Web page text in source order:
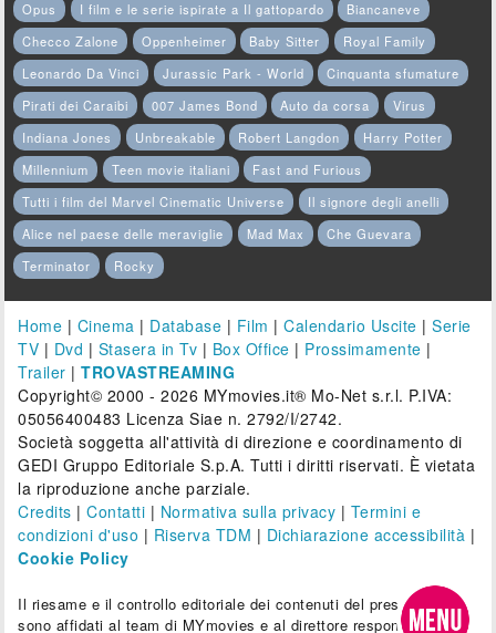
Opus
I film e le serie ispirate a Il gattopardo
Biancaneve
Checco Zalone
Oppenheimer Baby Sitter
Royal Family
Leonardo Da Vinci
Jurassic Park - World
Cinquanta sfumature
Pirati dei Caraibi
007 James Bond Auto da corsa
Virus
Indiana Jones
Unbreakable Robert Langdon
Harry Potter
Millennium
Teen movie italiani
Fast and Furious
Tutti i film del Marvel Cinematic Universe
Il signore degli anelli
Alice nel paese delle meraviglie
Mad Max
Che Guevara
Terminator
Rocky
Home | Cinema | Database | Film |Calendario Uscite |Serie
TV | Dvd | Stasera in Tv | Box Office | Prossimamente |
Trailer |TROVASTREAMING
Copyright© 2000 - 2026 MYmovies.it® Mo-Net s.r.l. P.IVA:
05056400483 Licenza Siae n. 2792/I/2742.
Società soggetta all'attività di direzione e coordinamento di
GEDI Gruppo Editoriale S.p.A. Tutti i diritti riservati. È vietata
la riproduzione anche parziale.
Credits |Contatti | Normativa sulla privacy | Termini e
condizioni d'uso | Riserva TDM | Dichiarazione accessibilità |
Cookie Policy
Il riesame e il controllo editoriale dei contenuti del presente sito
sono affidati al team di MYmovies e al direttore responsabile.